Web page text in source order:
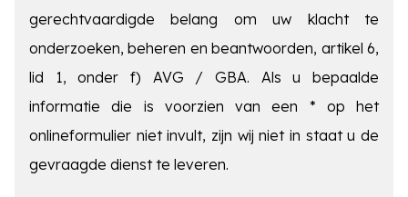
gerechtvaardigde belang om uw klacht te
onderzoeken, beheren en beantwoorden, artikel 6,
lid 1, onder f) AVG / GBA. Als u bepaalde
informatie die is voorzien van een * op het
onlineformulier niet invult, zijn wij niet in staat u de
gevraagde dienst te leveren.